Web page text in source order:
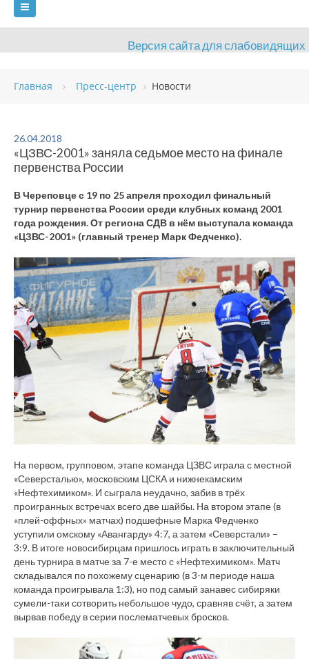
Версия сайта для слабовидящих
ГЛАВНАЯ
ВИДЫ СПОРТА
ОБЪЕКТЫ ДОКУМЕНТЫ
ОЦЕНКА КАЧЕСТВА ОБРАЗОВАНИЯ ВАКАНСИИ
ПЛАТНЫЕ УСЛУГИ КОНТАКТЫ
Главная Пресс-центр Новости
26.04.2018
«ЦЗВС-2001» заняла седьмое место на финале
первенства России
В Череповце с 19 по 25 апреля проходил финальный
турнир первенства России среди клубных команд 2001
года рождения. От региона СДВ в нём выступала команда
«ЦЗВС-2001» (главный тренер Марк Федченко).
На первом, групповом, этапе команда ЦЗВС играла с местной
«Северсталью», московским ЦСКА и нижнекамским
«Нефтехимиком». И сыграла неудачно, забив в трёх
проигранных встречах всего две шайбы. На втором этапе (в
«плей-оффных» матчах) подшефные Марка Федченко
уступили омскому «Авангарду» 4:7, а затем «Северстали» –
3:9. В итоге новосибирцам пришлось играть в заключительный
день турнира в матче за 7-е место с «Нефтехимиком». Матч
складывался по похожему сценарию (в 3-м периоде наша
команда проигрывала 1:3), но под самый занавес сибиряки
сумели-таки сотворить небольшое чудо, сравняв счёт, а затем
вырвав победу в серии послематчевых бросков.